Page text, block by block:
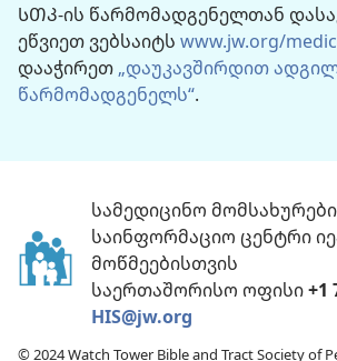
ᲡᲗᲙ-ის წარმომადგენელთან
ეწვიეთ ვებსაიტს www.jw.org/​
დააჭირეთ „დაუკავშირდით
წარმომადგენელს“.
სამედიცინო
საინფორმაციო ცენტრი
მოწმეებისთვის
საერთაშორისო ოფისი+1
HIS@jw.org
© 2024 Watch Tower Bible and Tract Society of